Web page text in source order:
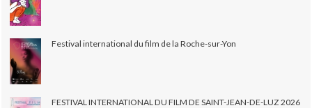
Festival international du film de la Roche-sur-Yon
FESTIVAL INTERNATIONAL DU FILM DE SAINT-JEAN-DE-LUZ 2026